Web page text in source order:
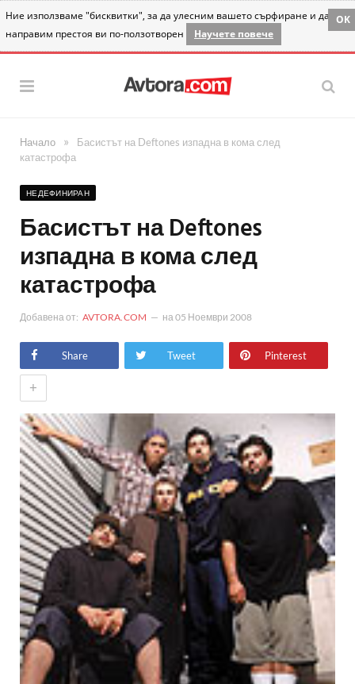
Ние използваме "бисквитки", за да улесним вашето сърфиране и да
направим престоя ви по-ползотворен
Научете повече
OK
Начало »
Басистът на Deftones изпадна в кома след
катастрофа
НЕДЕФИНИРАН
Басистът на Deftones
изпадна в кома след
катастрофа
Добавена от: AVTORA.COM на05 Ноември 2008
Share Tweet Pinterest
+